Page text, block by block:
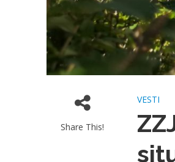
Share This!
VESTI